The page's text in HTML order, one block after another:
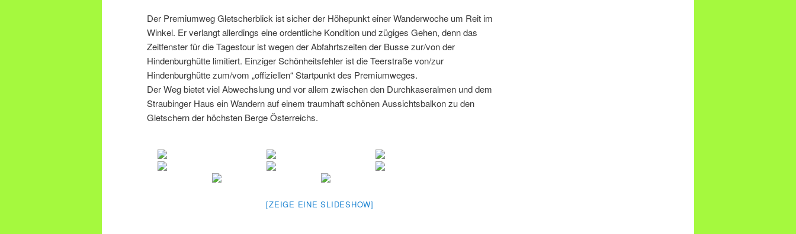
Der Premiumweg Gletscherblick ist sicher der Höhepunkt einer Wanderwoche um Reit im
Winkel. Er verlangt allerdings eine ordentliche Kondition und zügiges Gehen, denn das
Zeitfenster für die Tagestour ist wegen der Abfahrtszeiten der Busse zur/von der
Hindenburghütte limitiert. Einziger Schönheitsfehler ist die Teerstraße von/zur
Hindenburghütte zum/vom „offiziellen“ Startpunkt des Premiumweges.
Der Weg bietet viel Abwechslung und vor allem zwischen den Durchkaseralmen und dem
Straubinger Haus ein Wandern auf einem traumhaft schönen Aussichtsbalkon zu den
Gletschern der höchsten Berge Österreichs.
[ZEIGE EINE SLIDESHOW]